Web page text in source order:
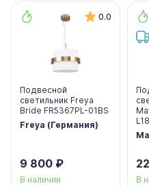
0.0
Подвесной
светильник Freya
Bride FR5367PL-01BS
Freya (Германия)
9 800 ₽
В наличии В